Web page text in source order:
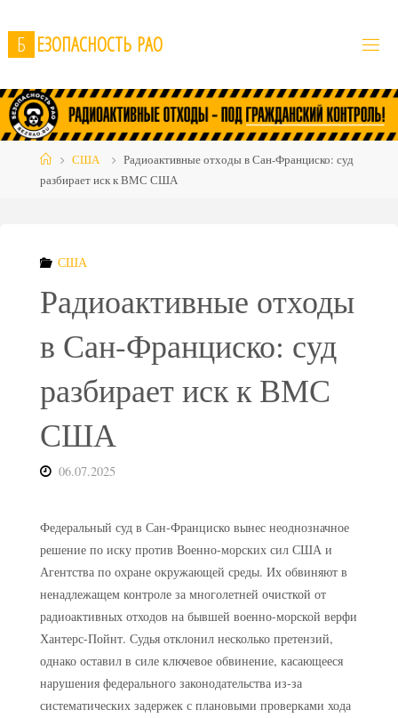
to
content
Б ЕЗОПАСНОСТЬ РАО
HomeСША
Радиоактивные отходы в Сан-Франциско: суд
разбирает иск к ВМС США
США
Радиоактивные отходы
в Сан-Франциско: суд
разбирает иск к ВМС
США
06.07.2025
Федеральный суд в Сан-Франциско вынес неоднозначное
решение по иску против Военно-морских сил США и
Агентства по охране окружающей среды. Их обвиняют в
ненадлежащем контроле за многолетней очисткой от
радиоактивных отходов на бывшей военно-морской верфи
Хантерс-Пойнт. Судья отклонил несколько претензий,
однако оставил в силе ключевое обвинение, касающееся
нарушения федерального законодательства из-за
систематических задержек с плановыми проверками хода